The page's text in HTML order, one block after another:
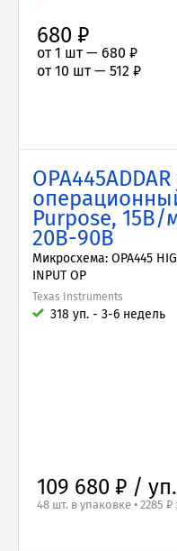
680 ₽
от 1 шт — 680 ₽
от 10 шт — 512 ₽
Purpose, 15В/
20В-90В
Микросхема: OPA445
INPUT OP
Texas Instruments
318 уп. - 3-6 недель
109 680 ₽ / уп.
48 шт. в упаковке • 2285 ₽